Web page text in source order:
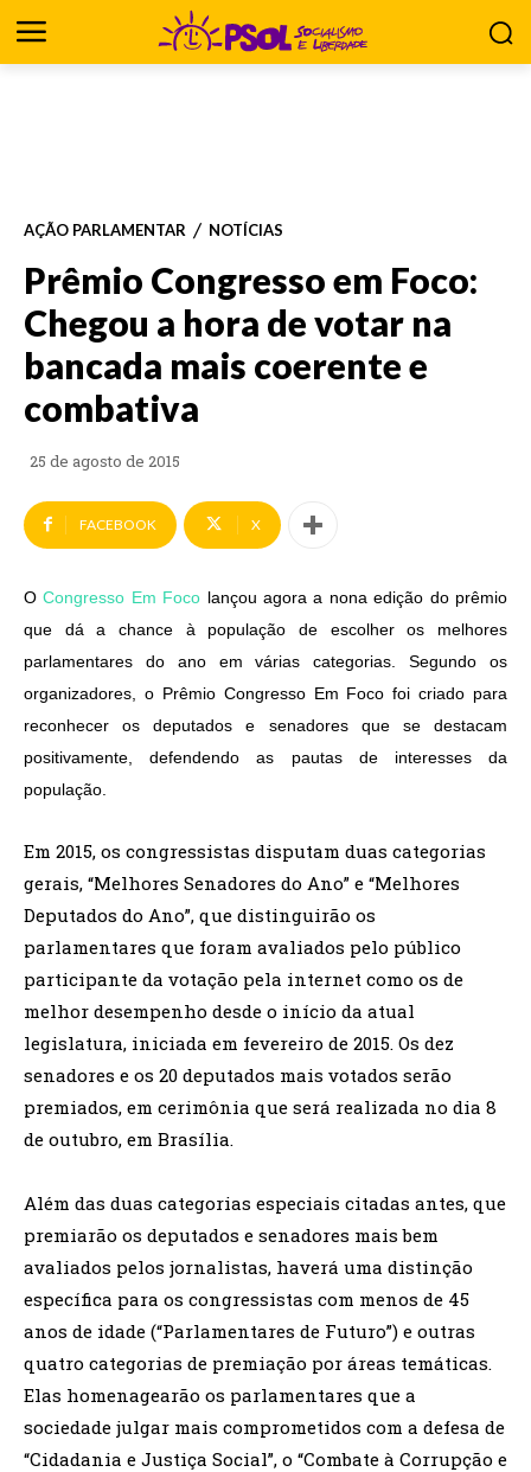
AÇÃO PARLAMENTAR NOTÍCIAS
Prêmio Congresso em Foco:
Chegou a hora de votar na
bancada mais coerente e
combativa
25 de agosto de 2015
FACEBOOK X
OCongresso Em Foco lançou agora a nona edição do prêmio
que dá a chance à população de escolher os melhores
parlamentares do ano em várias categorias. Segundo os
organizadores, o Prêmio Congresso Em Foco foi criado para
reconhecer os deputados e senadores que se destacam
positivamente, defendendo as pautas de interesses da
população.
Em 2015, os congressistas disputam duas categorias
gerais, “Melhores Senadores do Ano” e “Melhores
Deputados do Ano”, que distinguirão os
parlamentares que foram avaliados pelo público
participante da votação pela internet como os de
melhor desempenho desde o início da atual
legislatura, iniciada em fevereiro de 2015. Os dez
senadores e os 20 deputados mais votados serão
premiados, em cerimônia que será realizada no dia 8
de outubro, em Brasília.
Além das duas categorias especiais citadas antes, que
premiarão os deputados e senadores mais bem
avaliados pelos jornalistas, haverá uma distinção
específica para os congressistas com menos de 45
anos de idade (“Parlamentares de Futuro”) e outras
quatro categorias de premiação por áreas temáticas.
Elas homenagearão os parlamentares que a
sociedade julgar mais comprometidos com a defesa de
“Cidadania e Justiça Social”, o “Combate à Corrupção e